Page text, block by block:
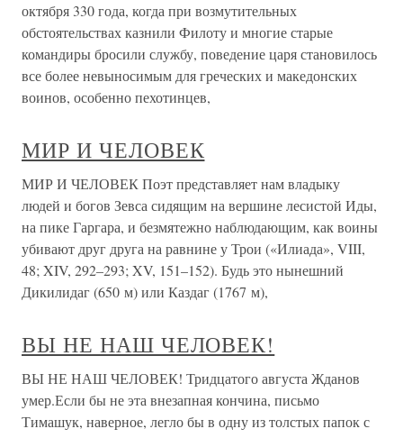
октября 330 года, когда при возмутительных
обстоятельствах казнили Филоту и многие старые
командиры бросили службу, поведение царя становилось
все более невыносимым для греческих и македонских
воинов, особенно пехотинцев,
МИР И ЧЕЛОВЕК
МИР И ЧЕЛОВЕК Поэт представляет нам владыку
людей и богов Зевса сидящим на вершине лесистой Иды,
на пике Гаргара, и безмятежно наблюдающим, как воины
убивают друг друга на равнине у Трои («Илиада», VIII,
48; XIV, 292–293; XV, 151–152). Будь это нынешний
Дикилидаг (650 м) или Каздаг (1767 м),
ВЫ НЕ НАШ ЧЕЛОВЕК!
ВЫ НЕ НАШ ЧЕЛОВЕК! Тридцатого августа Жданов
умер.Если бы не эта внезапная кончина, письмо
Тимашук, наверное, легло бы в одну из толстых папок с